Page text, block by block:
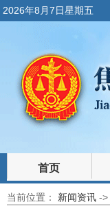
2026年8月7日星期五
首页
裁判文书
当前位置： 新闻资讯 ->